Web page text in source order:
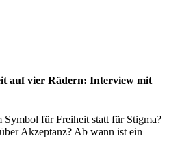
auf vier Rädern: Interview mit
für Freiheit statt für Stigma?
Akzeptanz? Ab wann ist ein